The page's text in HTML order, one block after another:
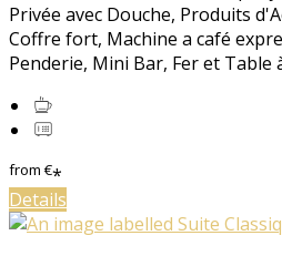
Privée avec Douche, Produits
Coffre fort, Machine a café
Penderie, Mini Bar, Fer et Table
from€*
Details